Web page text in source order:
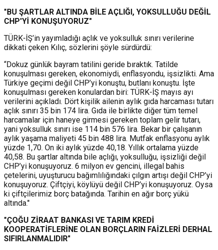
"BU ŞARTLAR ALTINDA BİLE AÇLIĞI, YOKSULLUĞU DEĞİL
CHP'Yİ KONUŞUYORUZ"
TÜRK-İŞ’in yayımladığı açlık ve yoksulluk sınırı verilerine
dikkati çeken Kılıç, sözlerini şöyle sürdürdü:
“Dokuz günlük bayram tatilini geride bıraktık. Tatilde
konuşulması gereken, ekonomiydi, enflasyondu, işsizlikti. Ama
Türkiye geçimi değil CHP’yi konuştu, butlanı konuştu. İşte
konuşulması gereken konulardan biri: TÜRK-İŞ mayıs ayı
verilerini açıkladı. Dört kişilik ailenin aylık gıda harcaması tutarı
açlık sınırı 35 bin 174 lira. Gıda ile birlikte diğer tüm temel
harcamalar için haneye girmesi gereken toplam gelir tutarı,
yani yoksulluk sınırı ise 114 bin 576 lira. Bekar bir çalışanın
aylık yaşama maliyeti 45 bin 488 lira. Mutfak enflasyonu aylık
yüzde 1,70. On iki aylık yüzde 40,18. Yıllık ortalama yüzde
40,58. Bu şartlar altında bile açlığı, yoksulluğu, işsizliği değil
CHP’yi konuşuyoruz. 6 milyon ev gencini, illegal bahis
çetelerini, uyuşturucu bağımlılığındaki çılgın artışı değil CHP’yi
konuşuyoruz. Çiftçiyi, köylüyü değil CHP’yi konuşuyoruz. Oysa
ki çiftçilerimiz borç batağında. Tarihin en ağır borç yükü
altında."
"ÇOĞU ZİRAAT BANKASI VE TARIM KREDİ
KOOPERATİFLERİNE OLAN BORÇLARIN FAİZLERİ DERHAL
SIFIRLANMALIDIR"